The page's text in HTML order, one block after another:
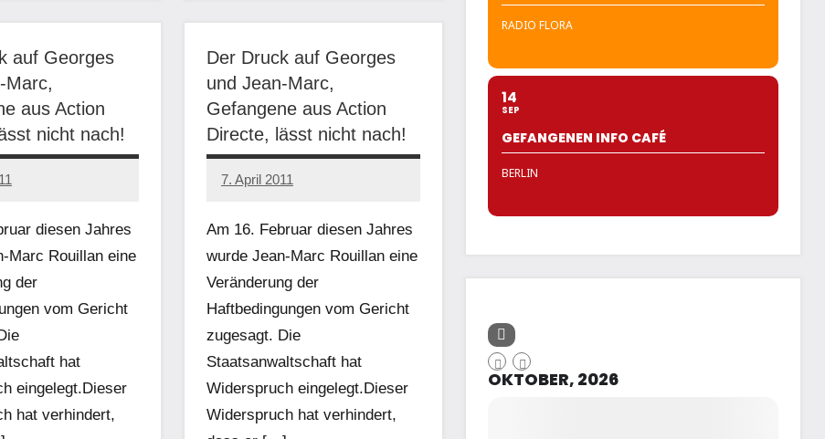
auf Georges
Marc,
aus Action
nicht nach!
diesen Jahres
Marc Rouillan eine
der
vom Gericht
hat
eingelegt.Dieser
hat verhindert,
Der Druck auf Georges
und Jean-Marc,
Gefangene aus Action
Directe, lässt nicht nach!
7. April 2011
admin
Am 16. Februar diesen Jahres
wurde Jean-Marc Rouillan eine
Veränderung der
Haftbedingungen vom Gericht
zugesagt. Die
Staatsanwaltschaft hat
Widerspruch eingelegt.Dieser
Widerspruch hat verhindert,
RADIO FLORA
14
SEP
GEFANGENEN INFO CAFÉ
BERLIN
OKTOBER, 2026